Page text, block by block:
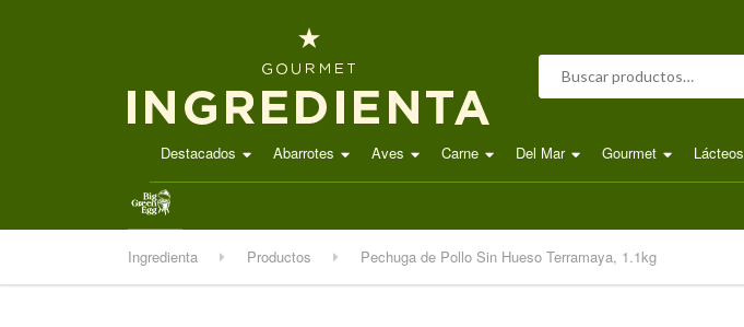
Buscar por:
Destacados Abarrotes Aves Carne Del Mar Gourmet Lácteos
.
Ingredienta Productos Pechuga de Pollo Sin Hueso Terramaya, 1.1kg